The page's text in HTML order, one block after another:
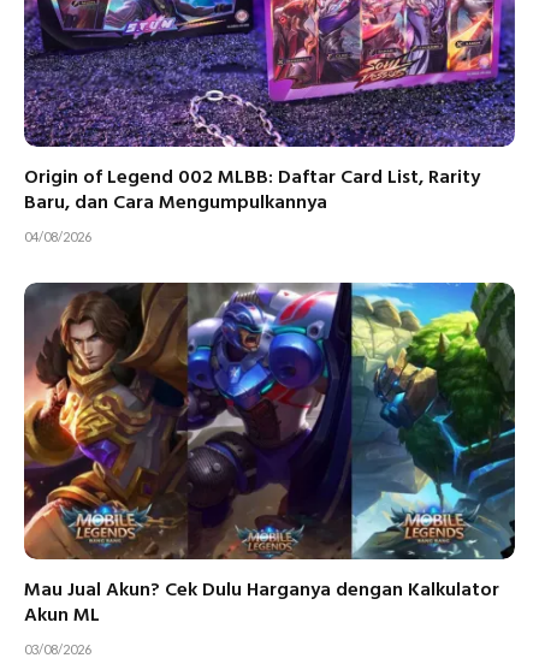
Origin of Legend 002 MLBB: Daftar Card List, Rarity
Baru, dan Cara Mengumpulkannya
04/08/2026
Mau Jual Akun? Cek Dulu Harganya dengan Kalkulator
Akun ML
03/08/2026